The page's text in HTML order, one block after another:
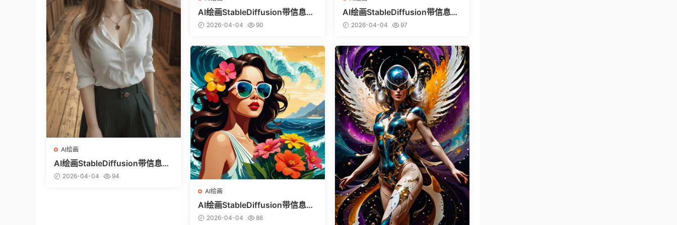
AI绘画StableDiffusion带信息样
图（civitai.com网站精选）-巨鳄
2026-04-04 90
AI绘画StableDiffusion带信息样
图（civitai.com网站精选）-金发
2026-04-04 97
AI绘画
AI绘画StableDiffusion带信息样
图（civitai.com网站精选）-白衬
2026-04-04 94
AI绘画
AI绘画StableDiffusion带信息样
图（civitai.com网站精选）-热带
2026-04-04 86